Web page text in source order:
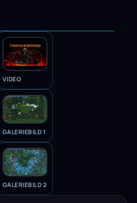
VIDEO
VIDEO
GALERIEBILD 1
GALERIEBILD 2